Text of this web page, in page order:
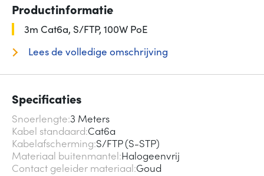
Productinformatie
3m Cat6a, S/FTP, 100W PoE
Lees de volledige omschrijving
Specificaties
Snoerlengte 3 Meters
Kabel standaard Cat6a
Kabelafscherming S/FTP (S-STP)
Materiaal buitenmantel Halogeenvrij
Contact geleider materiaal Goud